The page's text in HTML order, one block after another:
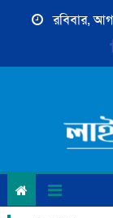
রবিবার,